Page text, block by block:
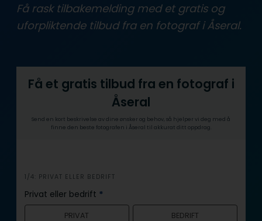
Få rask tilbakemelding med et gratis og
uforpliktende tilbud fra en fotograf i Åseral.
Få et gratis tilbud fra en fotograf i
Åseral
Send en kort beskrivelse av dine ønsker og behov, så hjelper vi deg med å
finne den beste fotografen i Åseral til akkurat ditt oppdrag.
i
n
n
1/4: PRIVAT ELLER BEDRIFT
Privat eller bedrift *
PRIVAT BEDRIFT